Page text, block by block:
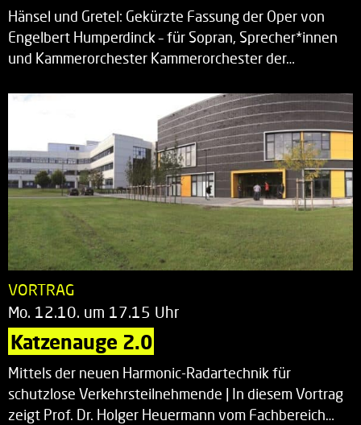
Hänsel und Gretel: Gekürzte Fassung der Oper von
Engelbert Humperdinck – für Sopran, Sprecher*innen
und Kammerorchester Kammerorchester der…
VORTRAG
Mo. 12.10. um 17.15 Uhr
Katzenauge 2.0
Mittels der neuen Harmonic-Radartechnik für
schutzlose Verkehrsteilnehmende | In diesem Vortrag
zeigt Prof. Dr. Holger Heuermann vom Fachbereich…